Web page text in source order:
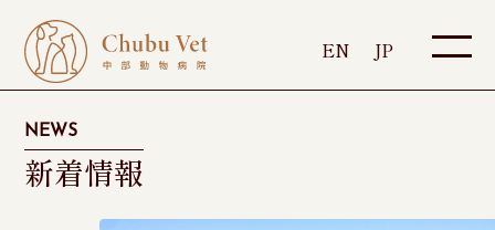
NEWS
新着情報
EN JP